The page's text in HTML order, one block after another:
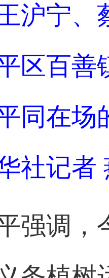
沪宁、
区百善
同在场
社记者
强调，